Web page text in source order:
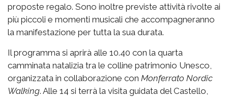
proposte regalo. Sono inoltre previste attività rivolte ai
più piccoli e momenti musicali che accompagneranno
la manifestazione per tutta la sua durata.
Il programma si aprirà alle 10.40 con la quarta
camminata natalizia tra le colline patrimonio Unesco,
organizzata in collaborazione con Monferrato Nordic
Walking. Alle 14 si terrà la visita guidata del Castello,